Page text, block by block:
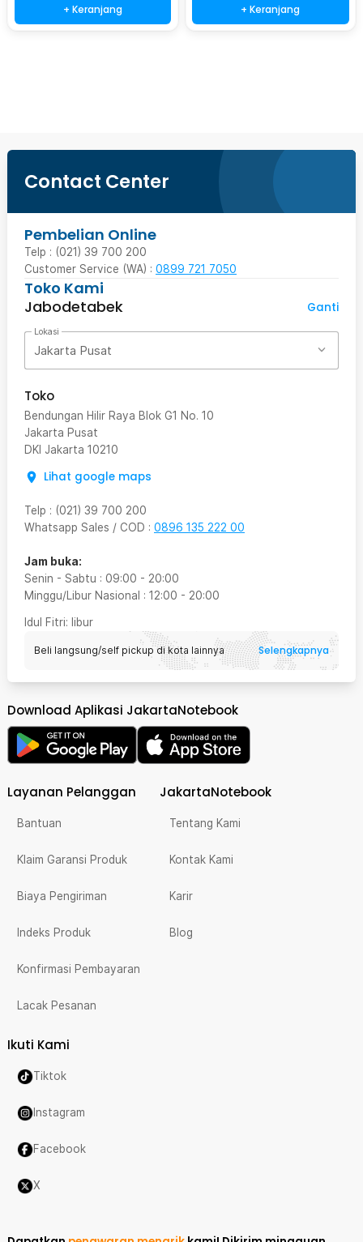
+ Keranjang + Keranjang
Contact Center
Pembelian Online
Telp : (021) 39 700 200
Customer Service (WA) : 0899 721 7050
Toko Kami
Jabodetabek
Ganti
Lokasi
Jakarta Pusat
Toko
Bendungan Hilir Raya Blok G1 No. 10
Jakarta Pusat
DKI Jakarta 10210
Lihat google maps
Telp : (021) 39 700 200
Whatsapp Sales / COD : 0896 135 222 00
Jam buka:
Senin - Sabtu : 09:00 - 20:00
Minggu/Libur Nasional : 12:00 - 20:00
Idul Fitri: libur
Beli langsung/self pickup di kota lainnya Selengkapnya
Download Aplikasi JakartaNotebook
Layanan Pelanggan
Bantuan
Klaim Garansi Produk
Biaya Pengiriman
Indeks Produk
Konfirmasi Pembayaran
Lacak Pesanan
JakartaNotebook
Tentang Kami
Kontak Kami
Karir
Blog
Ikuti Kami
Tiktok
Instagram
Facebook
X